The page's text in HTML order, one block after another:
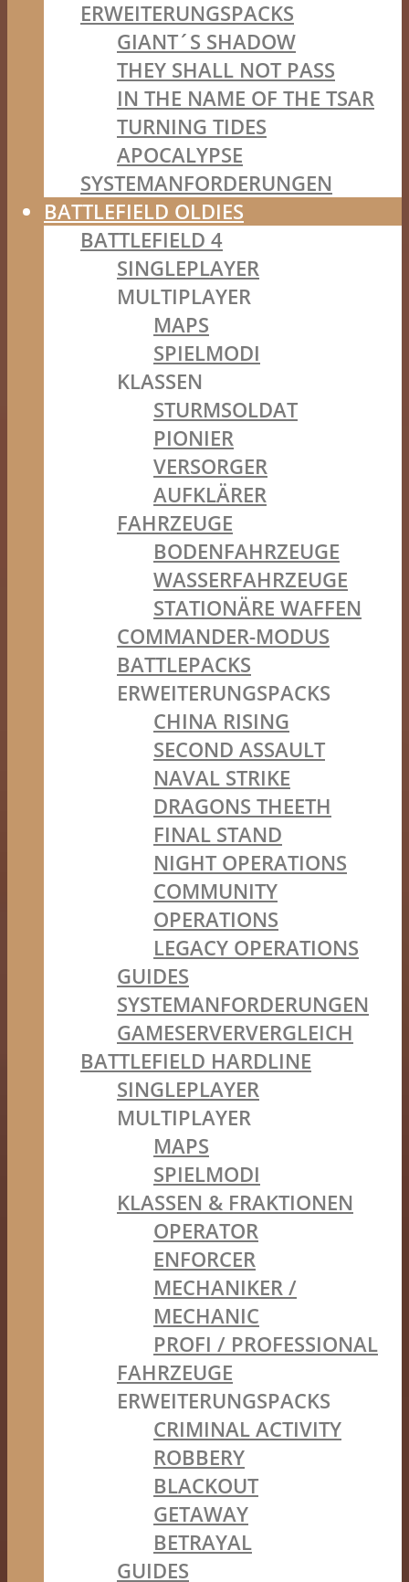
ERWEITERUNGSPACKS
GIANT´S SHADOW
THEY SHALL NOT PASS
IN THE NAME OF THE TSAR
TURNING TIDES
APOCALYPSE
SYSTEMANFORDERUNGEN
BATTLEFIELD OLDIES
BATTLEFIELD 4
SINGLEPLAYER
MULTIPLAYER
MAPS
SPIELMODI
KLASSEN
STURMSOLDAT
PIONIER
VERSORGER
AUFKLÄRER
FAHRZEUGE
BODENFAHRZEUGE
WASSERFAHRZEUGE
STATIONÄRE WAFFEN
COMMANDER-MODUS
BATTLEPACKS
ERWEITERUNGSPACKS
CHINA RISING
SECOND ASSAULT
NAVAL STRIKE
DRAGONS THEETH
FINAL STAND
NIGHT OPERATIONS
COMMUNITY
OPERATIONS
LEGACY OPERATIONS
GUIDES
SYSTEMANFORDERUNGEN
GAMESERVERVERGLEICH
BATTLEFIELD HARDLINE
SINGLEPLAYER
MULTIPLAYER
MAPS
SPIELMODI
KLASSEN & FRAKTIONEN
OPERATOR
ENFORCER
MECHANIKER /
MECHANIC
PROFI / PROFESSIONAL
FAHRZEUGE
ERWEITERUNGSPACKS
CRIMINAL ACTIVITY
ROBBERY
BLACKOUT
GETAWAY
BETRAYAL
GUIDES